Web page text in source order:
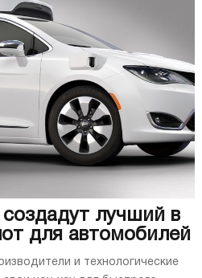
создадут лучший в
для автомобилей
и технологические